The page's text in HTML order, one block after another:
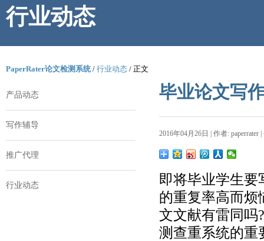
行业动态
PaperRater论文检测系统/ 行业动态 / 正文
产品动态
写作辅导
推广代理
行业动态
毕业论文写
2016年04月26日 | 作者: paperrater
即将毕业学生要
的重复率高而烦
文文献有雷同吗
测查重系统的重